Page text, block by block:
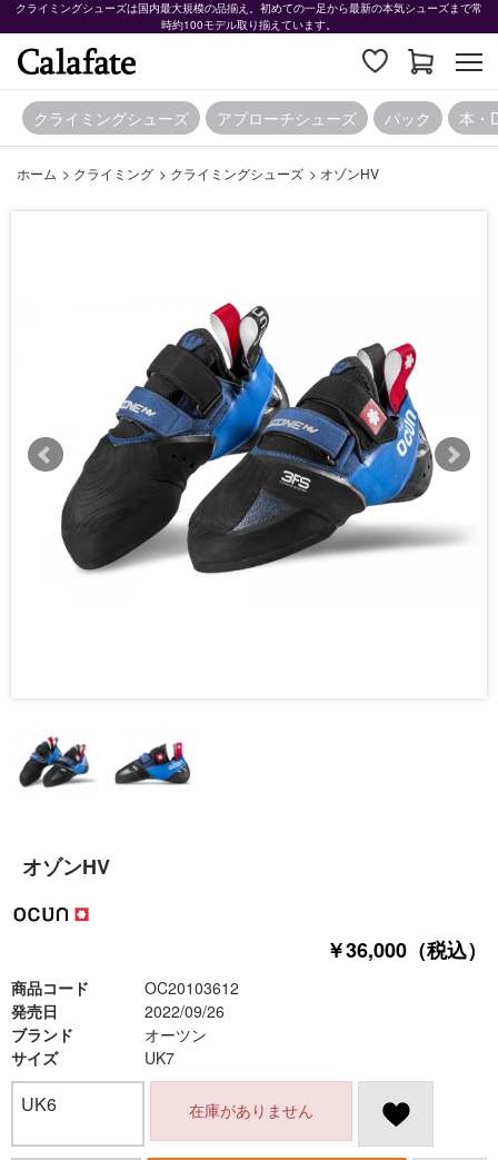
クライミングシューズは国内最大規模の品揃え。初めての一足から最新の本気シューズまで常
時約100モデル取り揃えています。
クライミングシューズ アプローチシューズ パック 本・
ホーム > クライミング > クライミングシューズ > オゾンHV
オゾンHV
￥36,000（税込）
商品コード
OC20103612
発売日
2022/09/26
ブランド
オーツン
サイズ
UK7
UK6 在庫がありません